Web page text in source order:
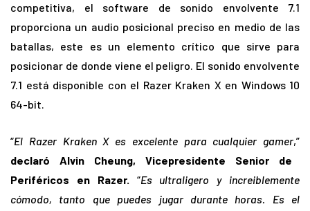
competitiva, el software de sonido envolvente 7.1
proporciona un audio posicional preciso en medio de las
batallas, este es un elemento crítico que sirve para
posicionar de donde viene el peligro. El sonido envolvente
7.1 está disponible con el Razer Kraken X en Windows 10
64-bit.
“El Razer Kraken X es excelente para cualquier gamer,”
declaró Alvin Cheung, Vicepresidente Senior de
Periféricos en Razer. “Es ultraligero y increiblemente
cómodo, tanto que puedes jugar durante horas. Es el